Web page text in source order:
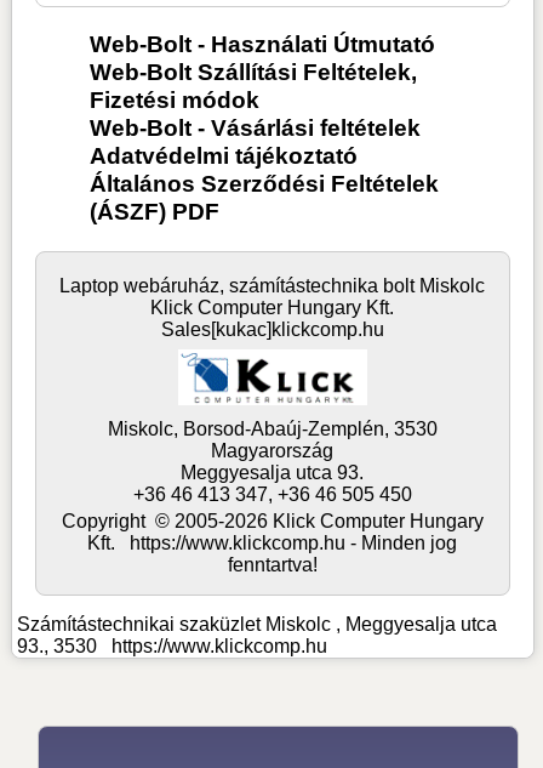
Web-Bolt - Használati Útmutató
Web-Bolt Szállítási Feltételek,
Fizetési módok
Web-Bolt - Vásárlási feltételek
Adatvédelmi tájékoztató
Általános Szerződési Feltételek
(ÁSZF) PDF
Laptop webáruház, számítástechnika bolt Miskolc
Klick Computer Hungary Kft.
Sales[kukac]klickcomp.hu
Miskolc, Borsod-Abaúj-Zemplén, 3530
Magyarország
Meggyesalja utca 93.
+36 46 413 347, +36 46 505 450
Copyright © 2005-2026 Klick Computer Hungary
Kft. https://www.klickcomp.hu - Minden jog
fenntartva!
Számítástechnikai szaküzlet Miskolc , Meggyesalja utca
93., 3530
https://www.klickcomp.hu